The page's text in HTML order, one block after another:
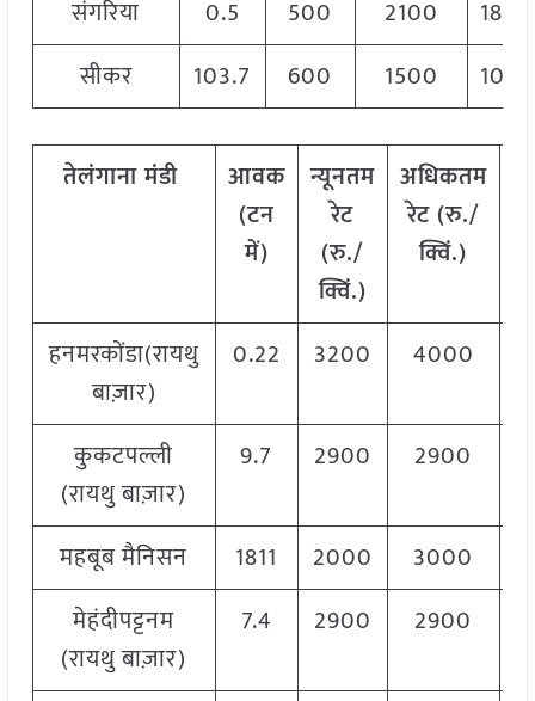
संगरिया
0.5 500 2100
1800
सीकर
103.7 600 1500 1050
तेलंगानामंडी
आवक
(टन
में)
न्यूनतम
रेट
(रु./
क्विं.)
अधिकतम
रेट (रु./
क्विं.)
हनमरकोंडा(रायथु
बाज़ार)
0.22 3200 4000
कुकटपल्ली
(रायथु बाज़ार)
9.7 2900 2900
महबूब मैनिसन 1811 2000 3000
मेहंदीपट्टनम
(रायथु बाज़ार)
7.4 2900 2900